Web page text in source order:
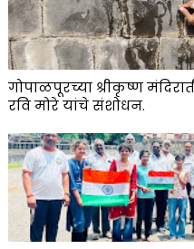
गोपाळपूरच्या श्रीकृष्ण
रवि मोरे यांचे संशोधन.